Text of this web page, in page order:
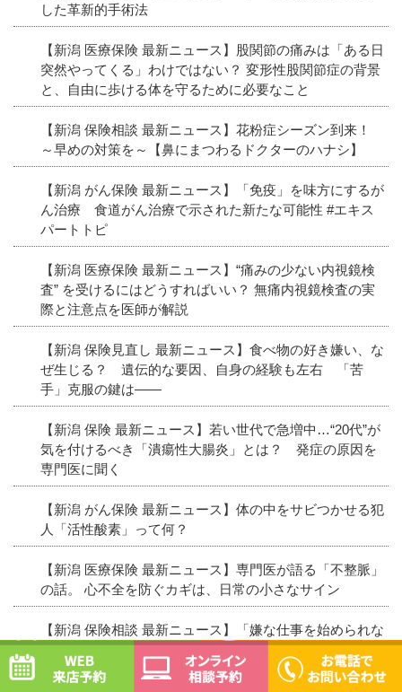
した革新的手術法
【新潟 医療保険 最新ニュース】股関節の痛みは「ある日
突然やってくる」わけではない？ 変形性股関節症の背景
と、自由に歩ける体を守るために必要なこと
【新潟 保険相談 最新ニュース】花粉症シーズン到来！
～早めの対策を～【鼻にまつわるドクターのハナシ】
【新潟 がん保険 最新ニュース】「免疫」を味方にするが
ん治療 食道がん治療で示された新たな可能性 #エキス
パートトピ
【新潟 医療保険 最新ニュース】“痛みの少ない内視鏡検
査” を受けるにはどうすればいい？ 無痛内視鏡検査の実
際と注意点を医師が解説
【新潟 保険見直し 最新ニュース】食べ物の好き嫌い、な
ぜ生じる？ 遺伝的な要因、自身の経験も左右 「苦
手」克服の鍵は――
【新潟 保険 最新ニュース】若い世代で急増中…“20代”が
気を付けるべき「潰瘍性大腸炎」とは？ 発症の原因を
専門医に聞く
【新潟 がん保険 最新ニュース】体の中をサビつかせる犯
人「活性酸素」って何？
【新潟 医療保険 最新ニュース】専門医が語る「不整脈」
の話。 心不全を防ぐカギは、日常の小さなサイン
【新潟 保険相談 最新ニュース】「嫌な仕事を始められな
い」脳回路を解明 “やる気ブレーキ”を発見 京大など
WEB予約 オンライン相談予約